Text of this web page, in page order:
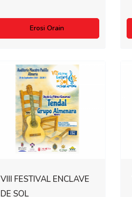
Erosi Orain
VIII FESTIVAL ENCLAVE
DE SOL